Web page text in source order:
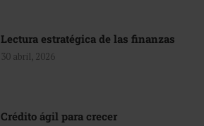
Lectura estratégica de las finanzas
30 abril, 2026
Crédito ágil para crecer